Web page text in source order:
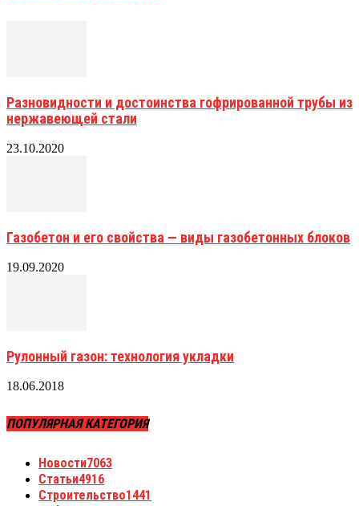
Разновидности и достоинства гофрированной трубы из
нержавеющей стали
23.10.2020
Газобетон и его свойства — виды газобетонных блоков
19.09.2020
Рулонный газон: технология укладки
18.06.2018
ПОПУЛЯРНАЯ КАТЕГОРИЯ
Новости7063
Статьи4916
Строительство1441